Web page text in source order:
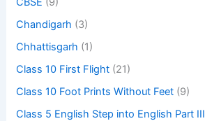
Chandigarh (3)
Chhattisgarh (1)
Class 10 First Flight (21)
Class 10 Foot Prints Without Feet (9)
Class 5 English Step into English Part III